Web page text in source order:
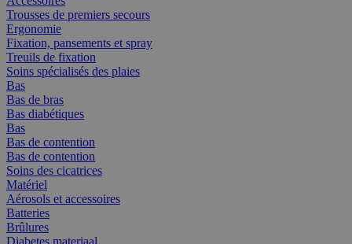
Trousses de premiers secours
Ergonomie
Fixation, pansements et spray
Treuils de fixation
Soins spécialisés des plaies
Bas
Bas de bras
Bas diabétiques
Bas
Bas de contention
Bas de contention
Soins des cicatrices
Matériel
Aérosols et accessoires
Batteries
Brûlures